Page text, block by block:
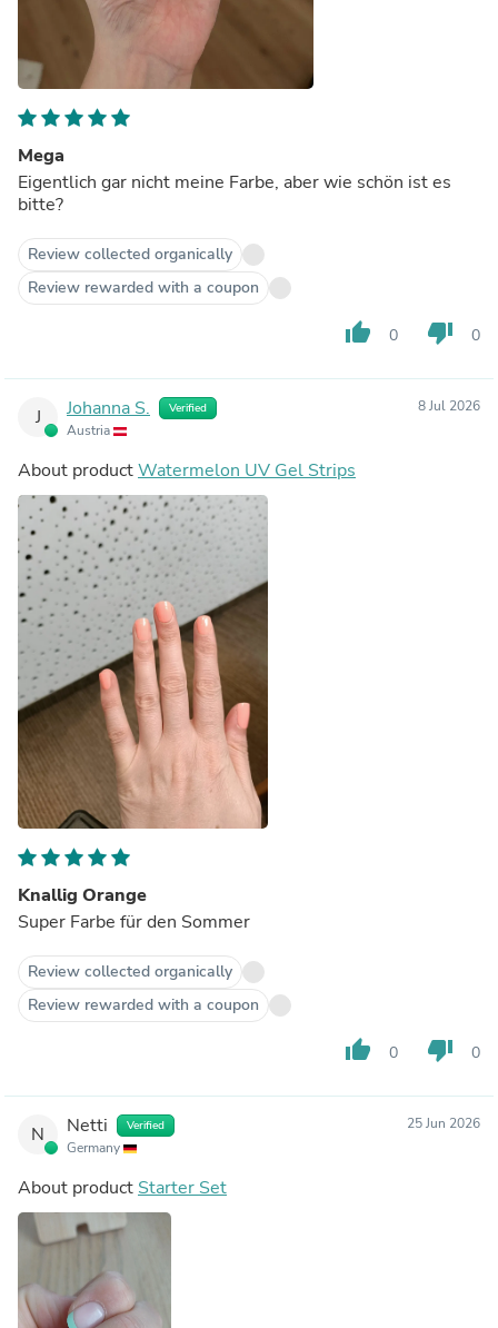
Mega
Eigentlich gar nicht meine Farbe, aber wie schön ist es
bitte?
Review collected organically
Review rewarded with a coupon
thumb_up 0 thumb_down 0
J Johanna S. Verified
Austria
8 Jul 2026
About productWatermelon UV Gel Strips
Knallig Orange
Super Farbe für den Sommer
Review collected organically
Review rewarded with a coupon
thumb_up 0 thumb_down 0
N Netti Verified
Germany
25 Jun 2026
About product Starter Set